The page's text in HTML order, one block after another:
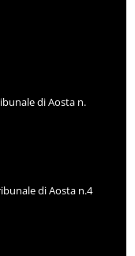
di Aosta n.
di Aosta n.4